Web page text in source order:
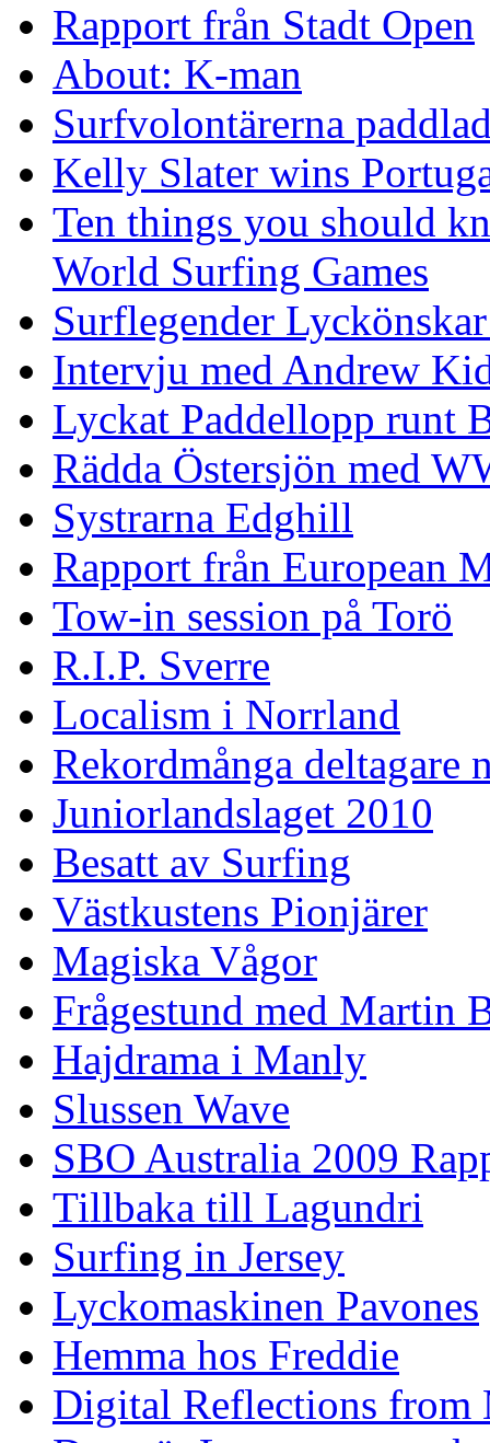
Rapport från Stadt Open
About: K-man
Surfvolontärerna
Kelly Slater wins
Ten things you should
World Surfing Games
Surflegender
Intervju med Andrew
Lyckat Paddellopp runt
Rädda Östersjön med
Systrarna Edghill
Rapport från European
Tow-in session på Torö
R.I.P. Sverre
Localism i Norrland
Rekordmånga deltagare
Juniorlandslaget 2010
Besatt av Surfing
Västkustens Pionjärer
Magiska Vågor
Frågestund med Martin
Hajdrama i Manly
Slussen Wave
SBO Australia 2009
Tillbaka till Lagundri
Surfing in Jersey
Lyckomaskinen Pavones
Hemma hos Freddie
Digital Reflections from